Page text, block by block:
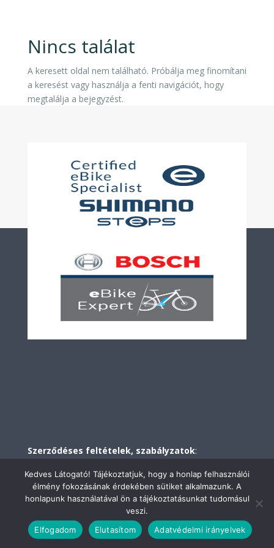
Nincs találat
A keresett oldal nem található. Próbálja meg finomítani
a keresést vagy használja a fenti navigációt, hogy
megtalálja a bejegyzést.
Szerződéses feltételek, szabályzatok:
Impresszum
Kedves Látogató! Tájékoztatjuk, hogy a honlap felhasználói
élmény fokozásának érdekében sütiket alkalmazunk. A
honlapunk használatával ön a tájékoztatásunkat tudomásul
veszi.
Elfogadom
Elutasítom Adatvédelmi irányelvek